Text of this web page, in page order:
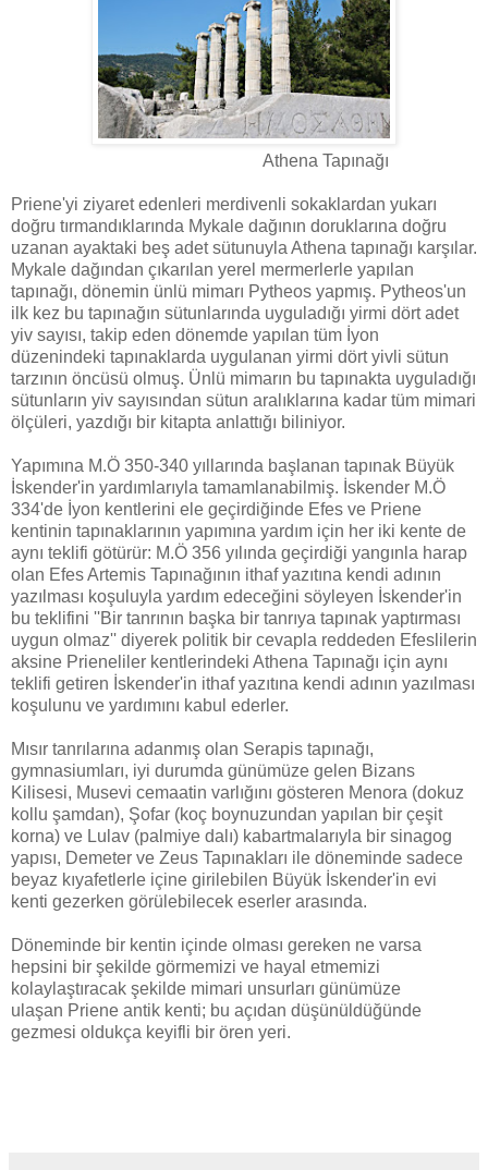
Athena Tapınağı
Priene'yi ziyaret edenleri merdivenli sokaklardan yukarı
doğru tırmandıklarında Mykale dağının doruklarına doğru
uzanan ayaktaki beş adet sütunuyla Athena tapınağı karşılar.
Mykale dağından çıkarılan yerel mermerlerle yapılan
tapınağı, dönemin ünlü mimarı Pytheos yapmış. Pytheos'un
ilk kez bu tapınağın sütunlarında uyguladığı yirmi dört adet
yiv sayısı, takip eden dönemde yapılan tüm İyon
düzenindeki tapınaklarda uygulanan yirmi dört yivli sütun
tarzının öncüsü olmuş. Ünlü mimarın bu tapınakta uyguladığı
sütunların yiv sayısından sütun aralıklarına kadar tüm mimari
ölçüleri, yazdığı bir kitapta anlattığı biliniyor.
Yapımına M.Ö 350-340 yıllarında başlanan tapınak Büyük
İskender'in yardımlarıyla tamamlanabilmiş. İskender M.Ö
334'de İyon kentlerini ele geçirdiğinde Efes ve Priene
kentinin tapınaklarının yapımına yardım için her iki kente de
aynı teklifi götürür: M.Ö 356 yılında geçirdiği yangınla harap
olan Efes Artemis Tapınağının ithaf yazıtına kendi adının
yazılması koşuluyla yardım edeceğini söyleyen İskender'in
bu teklifini ''Bir tanrının başka bir tanrıya tapınak yaptırması
uygun olmaz'' diyerek politik bir cevapla reddeden Efeslilerin
aksine Prieneliler kentlerindeki Athena Tapınağı için aynı
teklifi getiren İskender'in ithaf yazıtına kendi adının yazılması
koşulunu ve yardımını kabul ederler.
Mısır tanrılarına adanmış olan Serapis tapınağı,
gymnasiumları, iyi durumda günümüze gelen Bizans
Kilisesi, Musevi cemaatin varlığını gösteren Menora (dokuz
kollu şamdan), Şofar (koç boynuzundan yapılan bir çeşit
korna) ve Lulav (palmiye dalı) kabartmalarıyla bir sinagog
yapısı, Demeter ve Zeus Tapınakları ile döneminde sadece
beyaz kıyafetlerle içine girilebilen Büyük İskender'in evi
kenti gezerken görülebilecek eserler arasında.
Döneminde bir kentin içinde olması gereken ne varsa
hepsini bir şekilde görmemizi ve hayal etmemizi
kolaylaştıracak şekilde mimari unsurları günümüze
ulaşan Priene antik kenti; bu açıdan düşünüldüğünde
gezmesi oldukça keyifli bir ören yeri.